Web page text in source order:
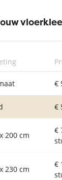
€
€
200 cm
€
230 cm
€